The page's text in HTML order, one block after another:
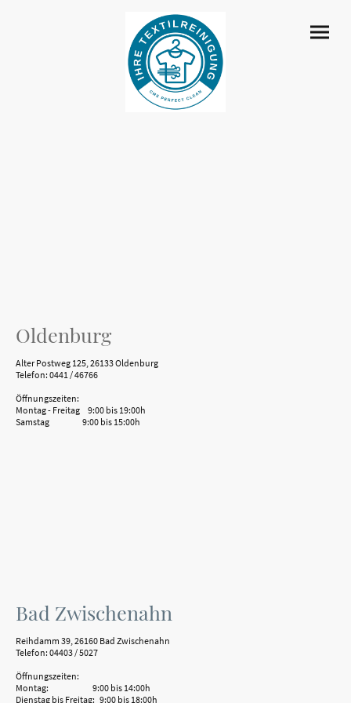
Oldenburg
Alter Postweg 125, 26133 Oldenburg
Telefon: 0441 / 46766
Öffnungszeiten:
Montag - Freitag 9:00 bis 19:00h
Samstag 9:00 bis 15:00h
Bad Zwischenahn
Reihdamm 39, 26160 Bad Zwischenahn
Telefon: 04403 / 5027
Öffnungszeiten:
Montag: 9:00 bis 14:00h
Dienstag bis Freitag: 9:00 bis 18:00h